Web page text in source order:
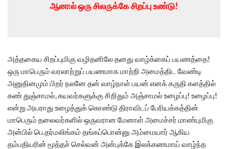
ஆனால் ஒரு சிலருக்கே சிறப்பு உண்டு!
அத்தகைய சிறப்புமிகு வழிதனிலே தனது வாழ்க்கைப் பயணத்தை!
ஒரு மாபெரும் வரலாற்றுப் பயணமாக மாற்றி அமைத்திட வேண்டி
அனுதினமும் பிறர் நலனே தன் வாழ்நாள் பயன் எனக் கருதி களத்தில்
கண் துஞ்சாமல், கயவர்களுக்கு சிறிதும் அஞ்சாமல் உழைப்பு! உழைப்பு!
என்று அயராது உழைத்துக் கொண்டு திராவிடப் பேரியக்கத்தின்
மாபெரும் தலைவர்களில் ஒருவரான மேனாள் அமைச்சர் மாண்புமிகு
அன்பில் பெ.தர்மலிங்கம் தங்கப்பொன்னு அம்மையார் ஆகிய
தம்பதியரின் மூத்தச் செல்வன் அன்புக்கே இலக்கணமாய் வாழ்ந்த